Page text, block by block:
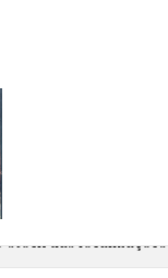
das localizações